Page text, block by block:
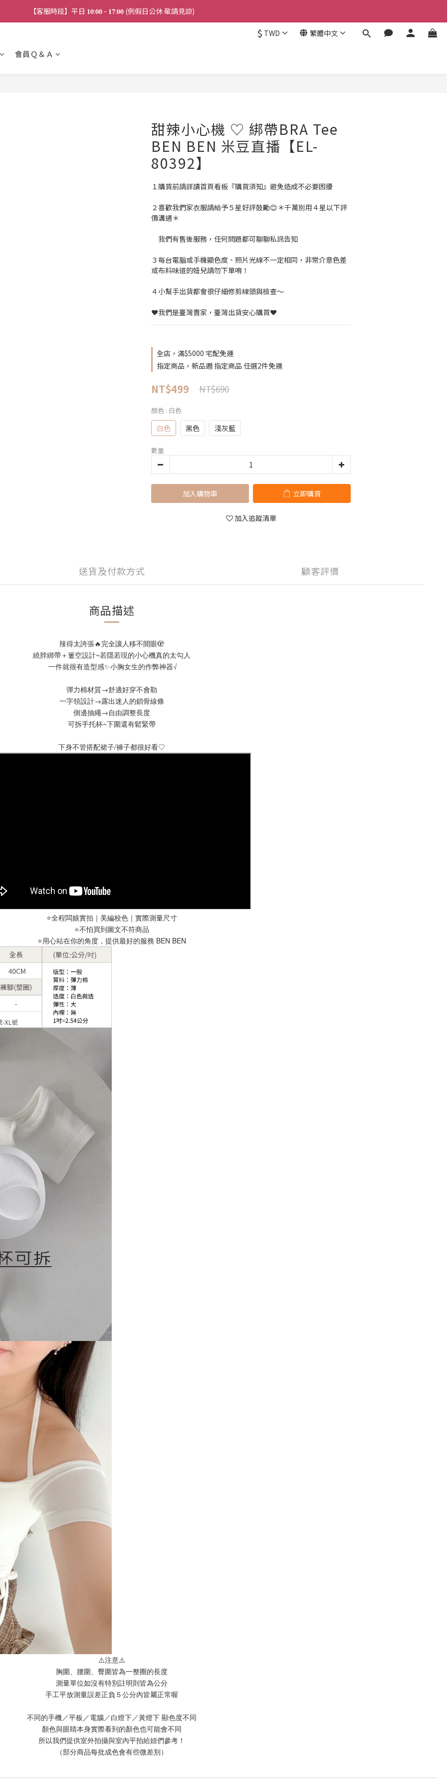
【連線直播】每週二 ~ 週五 𝟐𝟎:𝟎𝟎 詳見 𝑰𝑮 公告
【客服時段】平日 𝟏𝟎:𝟎𝟎 - 𝟏𝟕:𝟎𝟎 (例假日公休 敬請見諒)
$ TWD 繁體中文
會員Ｑ＆Ａ
甜辣小心機 ♡ 綁帶BRA Tee
BEN BEN 米豆直播【EL-
80392】
１購買前請詳讀首頁看板『購買須知』避免造成不必要困擾
２喜歡我們家衣服請給予５星好評鼓勵😊＊千萬別用４星以下評
價溝通＊
我們有售後服務，任何問題都可聊聊私訊告知
３每台電腦或手機顯色度、照片光線不一定相同，非常介意色差
或布料味道的妞兒請勿下單唷！
４小幫手出貨都會很仔細修剪線頭與檢查～
❤️我們是臺灣賣家，臺灣出貨安心購買❤️
全店，滿$5000 宅配免運
指定商品，新品週 指定商品 任選2件免運
NT$499 NT$690
顏色 : 白色
白色 黑色 淺灰藍
數量
加入購物車 立即購買
加入追蹤清單
送貨及付款方式 顧客評價
商品描述
辣得太誇張🔥完全讓人移不開眼🫣
繞脖綁帶＋簍空設計~若隱若現的小心機真的太勾人
一件就很有造型感✨小胸女生的作弊神器√
彈力棉材質→舒適好穿不會勒
一字領設計→露出迷人的鎖骨線條
側邊抽繩→自由調整長度
可拆手托杯~下圍還有鬆緊帶
下身不管搭配裙子/褲子都很好看♡
⭐️全程闆娘實拍｜美編校色｜實際測量尺寸
⭐️不怕買到圖文不符商品
⭐️用心站在你的角度，提供最好的服務 BEN BEN
⚠️注意⚠️
胸圍、腰圍、臀圍皆為一整圈的長度
測量單位如沒有特別註明則皆為公分
手工平放測量誤差正負５公分內皆屬正常喔
不同的手機／平板／電腦／白燈下／黃燈下 顯色度不同
顏色與眼睛本身實際看到的顏色也可能會不同
所以我們提供室外拍攝與室內平拍給妞們參考！
（部分商品每批成色會有些微差別）